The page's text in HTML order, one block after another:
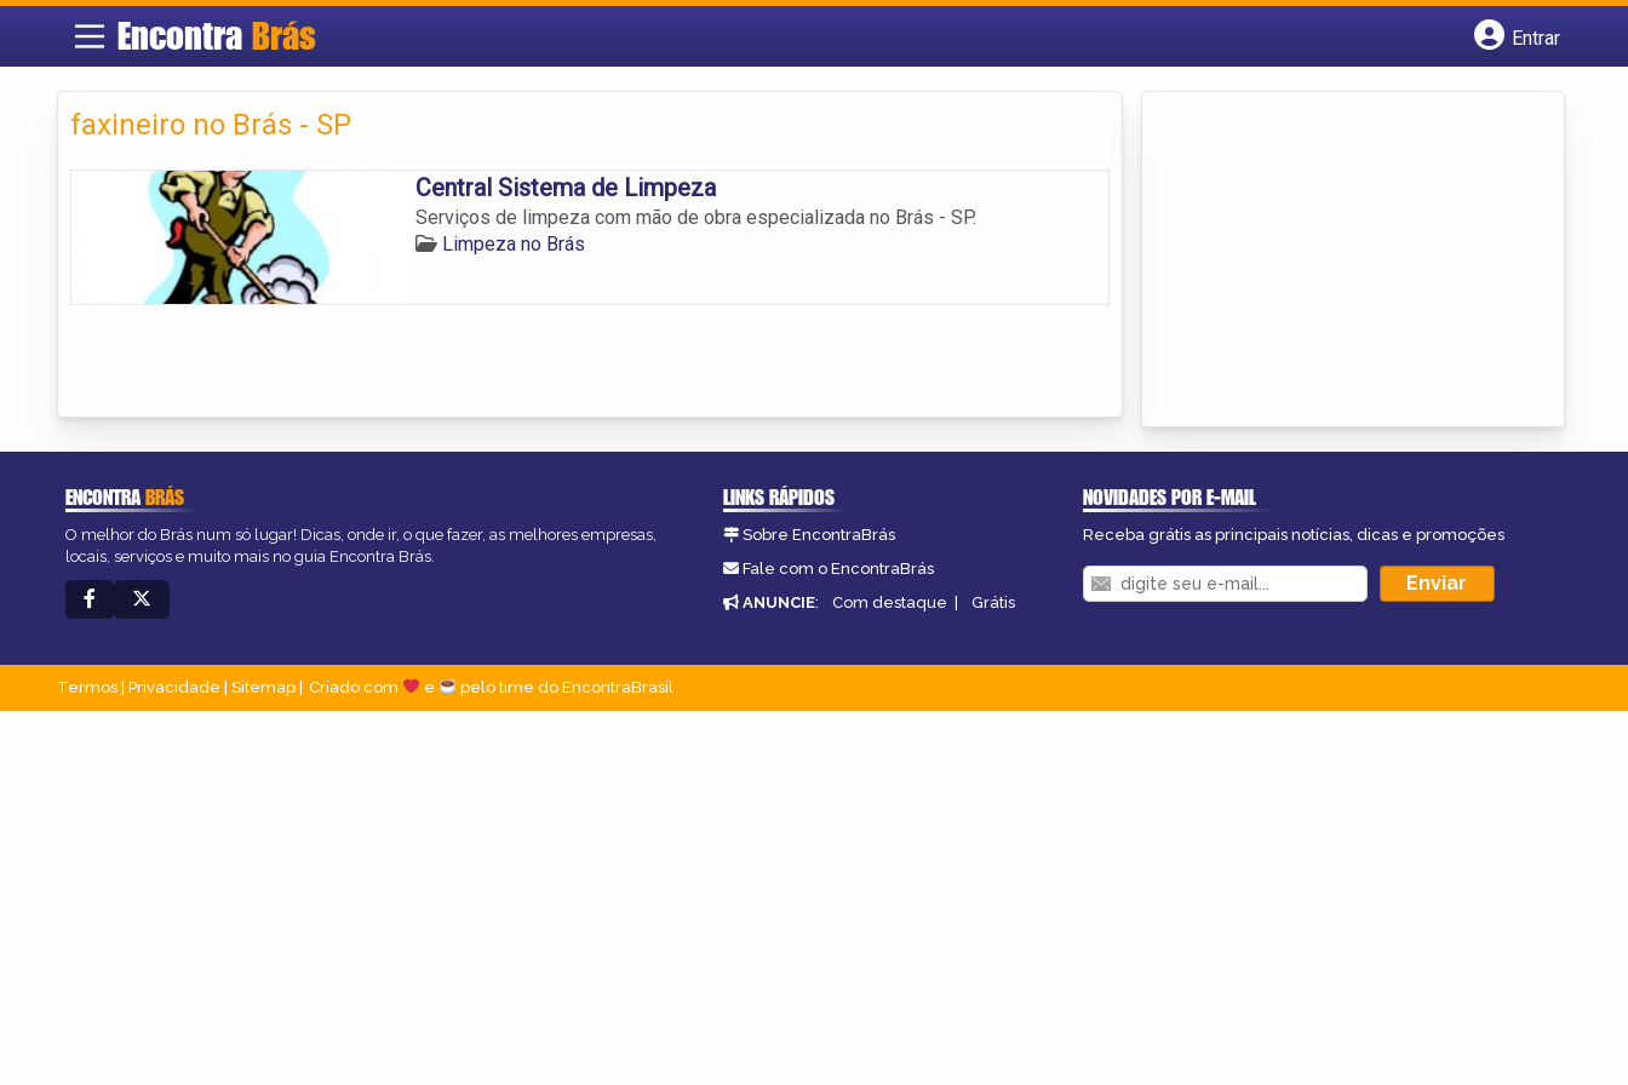
EncontraBrás
Entrar
faxineiro no Brás - SP
Central Sistema de Limpeza
Serviços de limpeza com mão de obra especializada no Brás - SP.
Limpeza no Brás
ENCONTRABRÁS
O melhor do Brás num só lugar! Dicas, onde ir, o que fazer, as melhores empresas,
locais, serviços e muito mais no guia Encontra Brás.
LINKS RÁPIDOS
Sobre EncontraBrás
Fale com o EncontraBrás
ANUNCIE: Com destaque | Grátis
NOVIDADES POR E-MAIL
Receba grátis as principais notícias, dicas e promoções
Termos Privacidade Sitemap Criado com e pelo time do EncontraBrasil